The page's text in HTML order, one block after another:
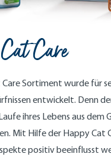
Care
Care Sortiment wurde für
entwickelt. Denn
ihres Lebens aus dem
Mit Hilfe der Happy Cat
positiv beeinflusst